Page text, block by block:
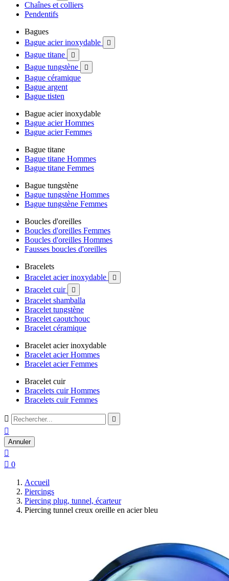
Chaînes et colliers
Pendentifs
Bagues
Bague acier inoxydable

Bague titane 
Bague tungstène 
Bague céramique
Bague argent
Bague tisten
Bague acier inoxydable
Bague acier Hommes
Bague acier Femmes
Bague titane
Bague titane Hommes
Bague titane Femmes
Bague tungstène
Bague tungstène Hommes
Bague tungstène Femmes
Boucles d'oreilles
Boucles d'oreilles Femmes
Boucles d'oreilles Hommes
Fausses boucles d'oreilles
Bracelets
Bracelet acier inoxydable

Bracelet cuir 
Bracelet shamballa
Bracelet tungstène
Bracelet caoutchouc
Bracelet céramique
Bracelet acier inoxydable
Bracelet acier Hommes
Bracelet acier Femmes
Bracelet cuir
Bracelets cuir Hommes
Bracelets cuir Femmes
 

Annuler

 0
Accueil
Piercings
Piercing plug, tunnel, écarteur
Piercing tunnel creux oreille en acier bleu